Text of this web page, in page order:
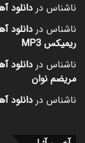
ناشناس در دانلود
ناشناس دردانلود
ریمیکس MP3
ناشناس در دانلود
مریضم نوان
ناشناس در دانلود